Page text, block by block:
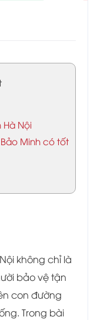
Nội
Minh có tốt
không chỉ là
bảo vệ tận
con đường
Trong bài